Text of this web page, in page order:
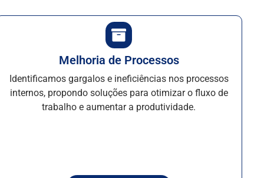
Melhoria de Processos
Identificamos gargalos e ineficiências nos processos
internos, propondo soluções para otimizar o fluxo de
trabalho e aumentar a produtividade.